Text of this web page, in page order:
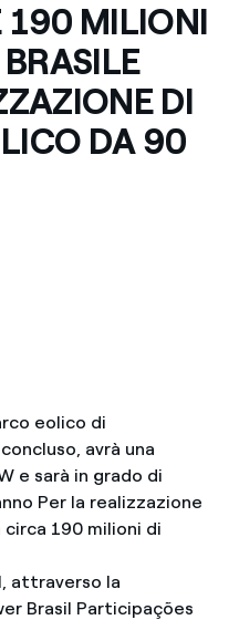
190 MILIONI
DI
DA 90
eolico di
avrà una
e sarà in grado di
Per la realizzazione
190 milioni di
attraverso la
Brasil Participações